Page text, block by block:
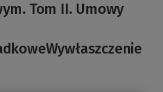
Tom II. Umowy